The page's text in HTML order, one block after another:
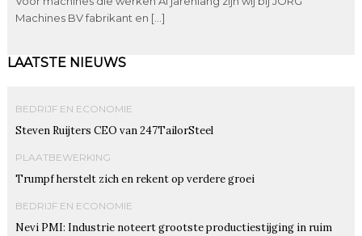
Machines BV fabrikant en […]
LAATSTE NIEUWS
BEDRIJF EN ECONOMIE
Steven Ruijters CEO van 247TailorSteel
PLAATBEWERKING
Trumpf herstelt zich en rekent op verdere groei
BEDRIJF EN ECONOMIE
Nevi PMI: Industrie noteert grootste productiestijging in ruim